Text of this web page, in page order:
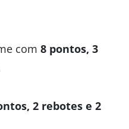
com 8 pontos, 3
2 rebotes e 2